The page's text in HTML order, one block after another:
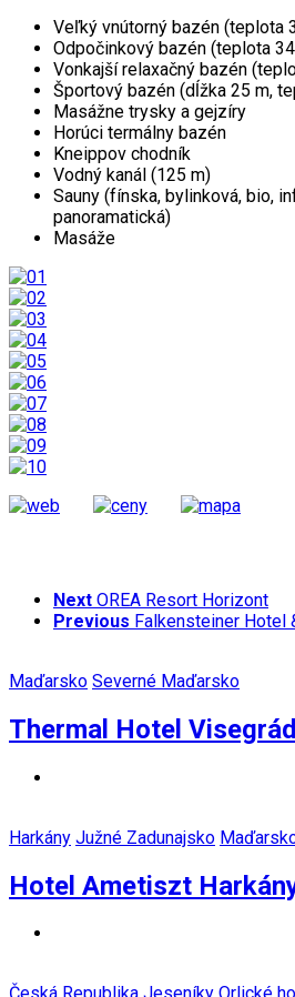
Veľký vnútorný bazén (teplota
Odpočinkový bazén (teplota 34
Vonkajší relaxačný bazén
Športový bazén (dĺžka 25 m,
Masážne trysky a gejzíry
Horúci termálny bazén
Kneippov chodník
Vodný kanál (125 m)
Sauny (fínska, bylinková, bio,
panoramatická)
Masáže
Next OREA Resort Horizont
Previous Falkensteiner Hotel
Maďarsko Severné Maďarsko
Thermal Hotel Visegrád
Harkány Južné Zadunajsko
Hotel Ametiszt